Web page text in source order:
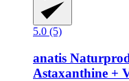
5.0 (5)
anatis
Astaxanthine +